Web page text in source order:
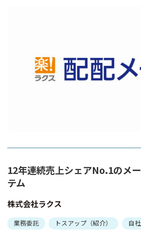
12年連続売上シェアNo.1のメ
テム
株式会社ラクス
業務委託 トスアップ（紹介）
自